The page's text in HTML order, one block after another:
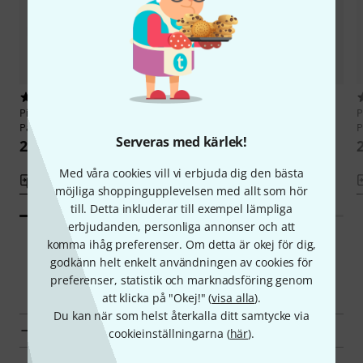
Serveras med kärlek!
Med våra cookies vill vi erbjuda dig den bästa
möjliga shoppingupplevelsen med allt som hör
till. Detta inkluderar till exempel lämpliga
erbjudanden, personliga annonser och att
komma ihåg preferenser. Om detta är okej för dig,
godkänn helt enkelt användningen av cookies för
preferenser, statistik och marknadsföring genom
att klicka på "Okej!" (visa alla).
Du kan när som helst återkalla ditt samtycke via
cookieinställningarna (här).
Pisoni
Pad 10,0
22 kr
Jämför
22 kr
Jämför
Smart Navigator
Pisoni Vaddering för Blåsinstrument en överblick